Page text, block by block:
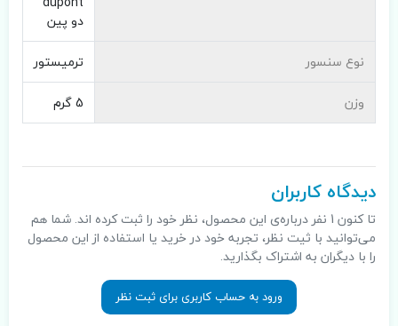
دو پین
نوع سنسور
ترمیستور
وزن
5 گرم
دیدگاه کاربران
تا کنون 1 نفر درباره‌ی این محصول، نظر خود را ثبت کرده اند. شما هم
می‌توانید با ثیت نظر، تجربه خود در خرید یا استفاده از این محصول
را با دیگران به اشتراک بگذارید.
ورود به حساب کاربری برای ثبت نظر